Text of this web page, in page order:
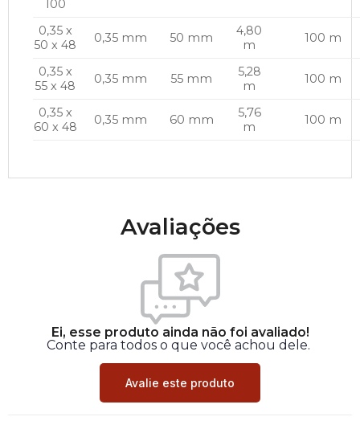
100
0,35 x
50 x 48
0,35 mm 50 mm
4,80
m
100 m
0,35 x
55 x 48
0,35 mm 55 mm
5,28
m
100 m
0,35 x
60 x 48
0,35 mm 60 mm
5,76
m
100 m
Avaliações
Ei, esse produto ainda não foi avaliado!
Conte para todos o que você achou dele.
Avalie este produto